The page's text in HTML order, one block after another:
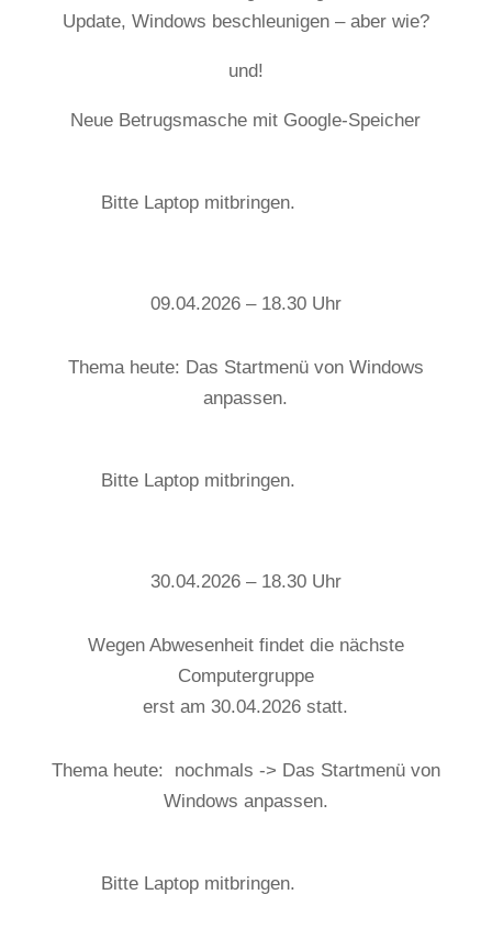
Update, Windows beschleunigen – aber wie?
und!
Neue Betrugsmasche mit Google-Speicher
Bitte Laptop mitbringen.
09.04.2026 – 18.30 Uhr
Thema heute: Das Startmenü von Windows
anpassen.
Bitte Laptop mitbringen.
30.04.2026 – 18.30 Uhr
Wegen Abwesenheit findet die nächste
Computergruppe
erst am 30.04.2026 statt.
Thema heute: nochmals -> Das Startmenü von
Windows anpassen.
Bitte Laptop mitbringen.